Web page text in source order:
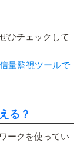
ひチェックして
量監視ツールで
る？
ークを使ってい